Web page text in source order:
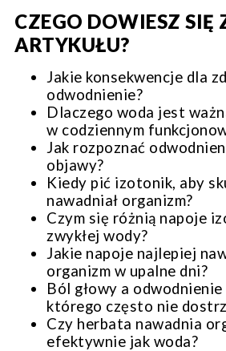
CZEGO DOWIESZ SIĘ
ARTYKUŁU?
Jakie konsekwencje dla
odwodnienie?
Dlaczego woda jest
w codziennym
Jak rozpoznać
objawy?
Kiedy pić izotonik, aby
nawadniał organizm?
Czym się różnią napoje
zwykłej wody?
Jakie napoje najlepiej
organizm w upalne dni?
Ból głowy a odwodnienie
którego często nie
Czy herbata nawadnia
efektywnie jak woda?